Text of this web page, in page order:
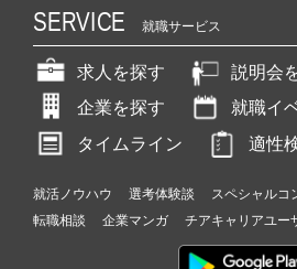
SERVICE 就職サービス
求人を探す
説明会
企業を探す
就職イ
タイムライン
適性
就活ノウハウ 選考体験談 スペシャルコ
転職相談
企業マンガ チアキャリアユー